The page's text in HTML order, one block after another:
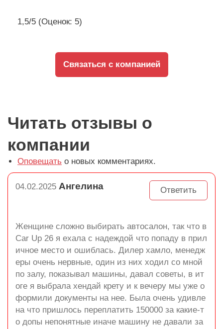
1,5/5 (Оценок: 5)
Связаться с компанией
Читать отзывы о
компании
Оповещать о новых комментариях.
Ответить
04.02.2025 Ангелина
Женщине сложно выбирать автосалон, так что в
Car Up 26 я ехала с надеждой что попаду в прил
ичное место и ошиблась. Дилер хамло, менедж
еры очень нервные, один из них ходил со мной
по залу, показывал машины, давал советы, в ит
оге я выбрала хендай крету и к вечеру мы уже о
формили документы на нее. Была очень удивле
на что пришлось переплатить 150000 за какие-т
о допы непонятные иначе машину не давали за